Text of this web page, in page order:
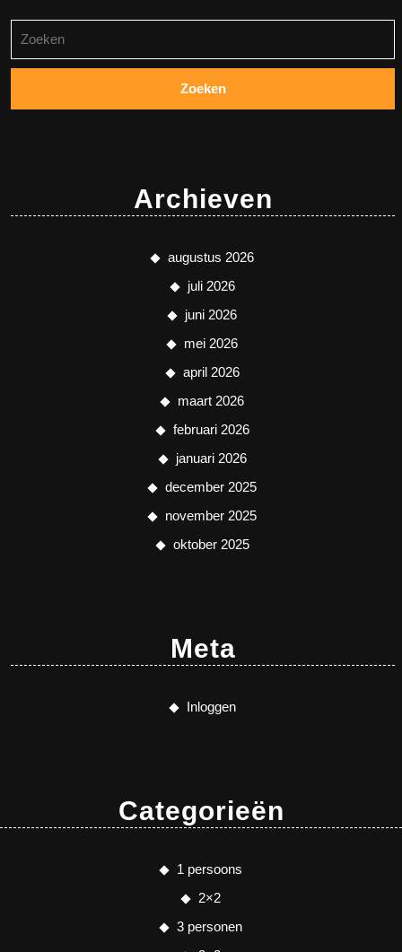
naar:
Archieven
augustus 2026
juli 2026
juni 2026
mei 2026
april 2026
maart 2026
februari 2026
januari 2026
december 2025
november 2025
oktober 2025
Meta
Inloggen
Categorieën
1 persoons
2×2
3 personen